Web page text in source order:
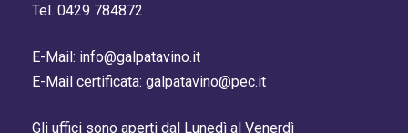
Tel. 0429 784872
E-Mail: info@galpatavino.it
E-Mail certificata: galpatavino@pec.it
Gli uffici sono aperti dal Lunedì al Venerdì